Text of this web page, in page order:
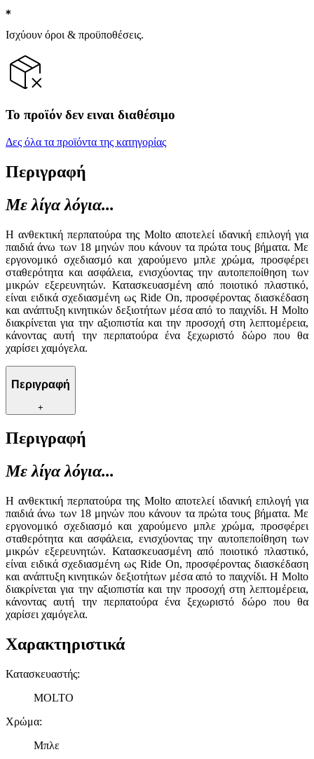
Ισχύουν όροι & προϋποθέσεις.
Το προϊόν δεν ειναι διαθέσιμο
Δες όλα τα προϊόντα της κατηγορίας
Περιγραφή
Με λίγα λόγια...
Η ανθεκτική περπατούρα της Molto αποτελεί ιδανική επιλογή για
παιδιά άνω των 18 μηνών που κάνουν τα πρώτα τους βήματα. Με
εργονομικό σχεδιασμό και χαρούμενο μπλε χρώμα, προσφέρει
σταθερότητα και ασφάλεια, ενισχύοντας την αυτοπεποίθηση των
μικρών εξερευνητών. Κατασκευασμένη από ποιοτικό πλαστικό,
είναι ειδικά σχεδιασμένη ως Ride On, προσφέροντας διασκέδαση
και ανάπτυξη κινητικών δεξιοτήτων μέσα από το παιχνίδι. Η Molto
διακρίνεται για την αξιοπιστία και την προσοχή στη λεπτομέρεια,
κάνοντας αυτή την περπατούρα ένα ξεχωριστό δώρο που θα
χαρίσει χαμόγελα.
Περιγραφή
+
Περιγραφή
Με λίγα λόγια...
Η ανθεκτική περπατούρα της Molto αποτελεί ιδανική επιλογή για
παιδιά άνω των 18 μηνών που κάνουν τα πρώτα τους βήματα. Με
εργονομικό σχεδιασμό και χαρούμενο μπλε χρώμα, προσφέρει
σταθερότητα και ασφάλεια, ενισχύοντας την αυτοπεποίθηση των
μικρών εξερευνητών. Κατασκευασμένη από ποιοτικό πλαστικό,
είναι ειδικά σχεδιασμένη ως Ride On, προσφέροντας διασκέδαση
και ανάπτυξη κινητικών δεξιοτήτων μέσα από το παιχνίδι. Η Molto
διακρίνεται για την αξιοπιστία και την προσοχή στη λεπτομέρεια,
κάνοντας αυτή την περπατούρα ένα ξεχωριστό δώρο που θα
χαρίσει χαμόγελα.
Χαρακτηριστικά
Κατασκευαστής:
MOLTO
Χρώμα:
Μπλε